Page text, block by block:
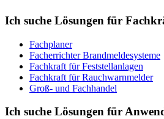
Ich suche Lösungen für
Fachplaner
Facherrichter Brandmeldesysteme
Fachkraft für Feststellanlagen
Fachkraft für Rauchwarnmelder
Groß- und Fachhandel
Ich suche Lösungen für